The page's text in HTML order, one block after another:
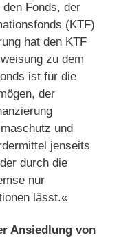
Fonds, der
(KTF)
hat den KTF
zu dem
ist für die
der
und
jenseits
durch die
nur
lässt.«
Ansiedlung von